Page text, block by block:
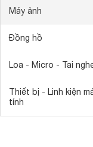
Máy ảnh
Đồng hồ
Loa - Micro - Tai
Thiết bị - Linh kiện
tính